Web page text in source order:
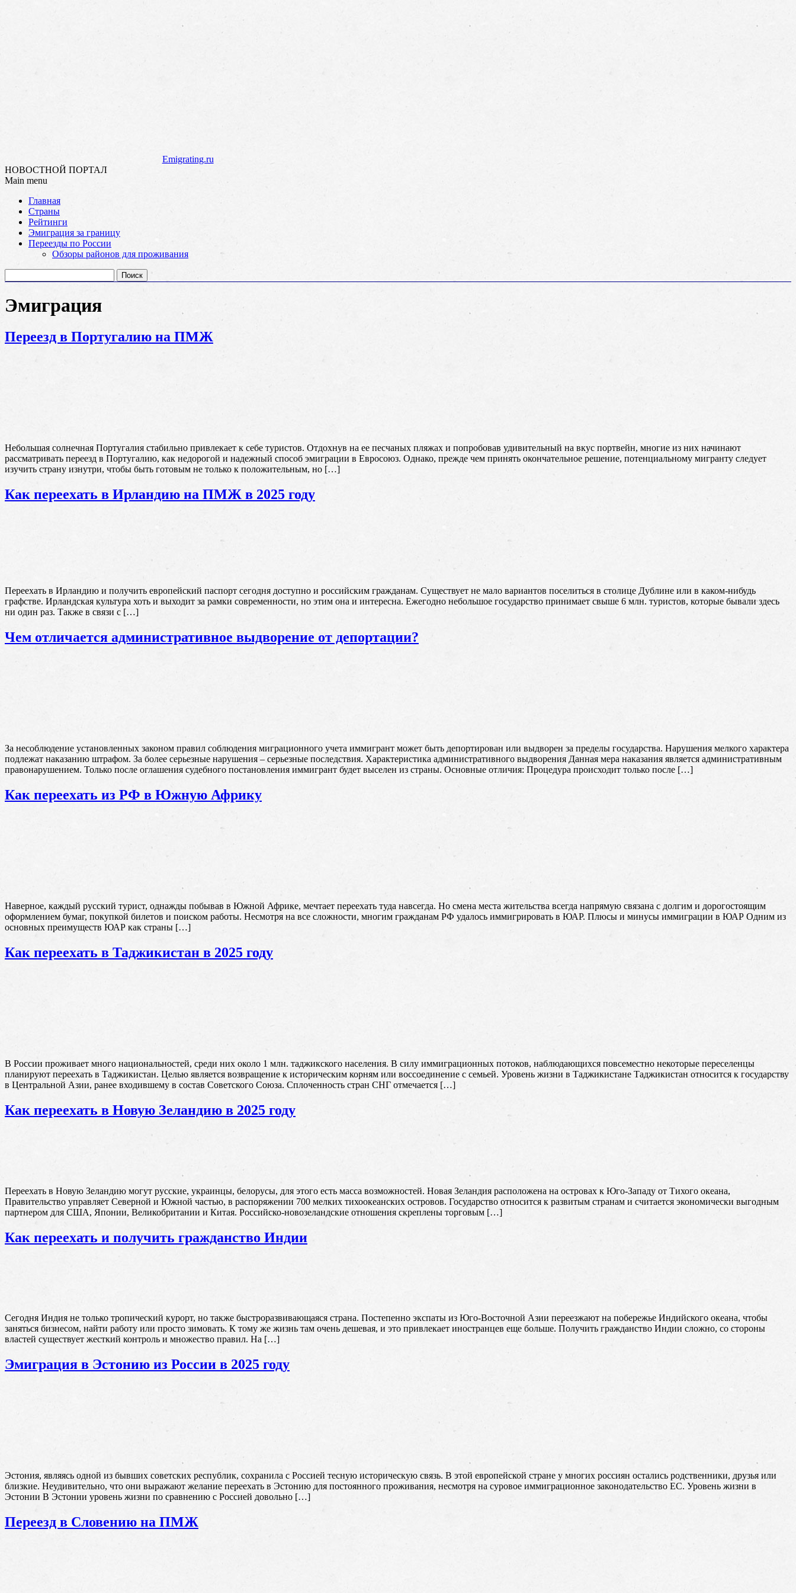
Emigrating.ru
НОВОСТНОЙ ПОРТАЛ
Main menu
content
Главная
Страны
Рейтинги
Эмиграция за границу
Переезды по России
Обзоры районов для проживания
Эмиграция
Переезд в Португалию на ПМЖ
Небольшая солнечная Португалия стабильно привлекает к себе туристов. Отдохнув на ее песчаных пляжах и попробовав удивительный на вкус портвейн, многие из них начинают
рассматривать переезд в Португалию, как недорогой и надежный способ эмиграции в Евросоюз. Однако, прежде чем принять окончательное решение, потенциальному мигранту следует
изучить страну изнутри, чтобы быть готовым не только к положительным, но […]
Как переехать в Ирландию на ПМЖ в 2025 году
Переехать в Ирландию и получить европейский паспорт сегодня доступно и российским гражданам. Существует не мало вариантов поселиться в столице Дублине или в каком-нибудь
графстве. Ирландская культура хоть и выходит за рамки современности, но этим она и интересна. Ежегодно небольшое государство принимает свыше 6 млн. туристов, которые бывали здесь
ни один раз. Также в связи с […]
Чем отличается административное выдворение от депортации?
За несоблюдение установленных законом правил соблюдения миграционного учета иммигрант может быть депортирован или выдворен за пределы государства. Нарушения мелкого характера
подлежат наказанию штрафом. За более серьезные нарушения – серьезные последствия. Характеристика административного выдворения Данная мера наказания является административным
правонарушением. Только после оглашения судебного постановления иммигрант будет выселен из страны. Основные отличия: Процедура происходит только после […]
Как переехать из РФ в Южную Африку
Наверное, каждый русский турист, однажды побывав в Южной Африке, мечтает переехать туда навсегда. Но смена места жительства всегда напрямую связана с долгим и дорогостоящим
оформлением бумаг, покупкой билетов и поиском работы. Несмотря на все сложности, многим гражданам РФ удалось иммигрировать в ЮАР. Плюсы и минусы иммиграции в ЮАР Одним из
основных преимуществ ЮАР как страны […]
Как переехать в Таджикистан в 2025 году
В России проживает много национальностей, среди них около 1 млн. таджикского населения. В силу иммиграционных потоков, наблюдающихся повсеместно некоторые переселенцы
планируют переехать в Таджикистан. Целью является возвращение к историческим корням или воссоединение с семьей. Уровень жизни в Таджикистане Таджикистан относится к государству
в Центральной Азии, ранее входившему в состав Советского Союза. Сплоченность стран СНГ отмечается […]
Как переехать в Новую Зеландию в 2025 году
Переехать в Новую Зеландию могут русские, украинцы, белорусы, для этого есть масса возможностей. Новая Зеландия расположена на островах к Юго-Западу от Тихого океана,
Правительство управляет Северной и Южной частью, в распоряжении 700 мелких тихоокеанских островов. Государство относится к развитым странам и считается экономически выгодным
партнером для США, Японии, Великобритании и Китая. Российско-новозеландские отношения скреплены торговым […]
Как переехать и получить гражданство Индии
Сегодня Индия не только тропический курорт, но также быстроразвивающаяся страна. Постепенно экспаты из Юго-Восточной Азии переезжают на побережье Индийского океана, чтобы
заняться бизнесом, найти работу или просто зимовать. К тому же жизнь там очень дешевая, и это привлекает иностранцев еще больше. Получить гражданство Индии сложно, со стороны
властей существует жесткий контроль и множество правил. На […]
Эмиграция в Эстонию из России в 2025 году
Эстония, являясь одной из бывших советских республик, сохранила с Россией тесную историческую связь. В этой европейской стране у многих россиян остались родственники, друзья или
близкие. Неудивительно, что они выражают желание переехать в Эстонию для постоянного проживания, несмотря на суровое иммиграционное законодательство ЕС. Уровень жизни в
Эстонии В Эстонии уровень жизни по сравнению с Россией довольно […]
Переезд в Словению на ПМЖ